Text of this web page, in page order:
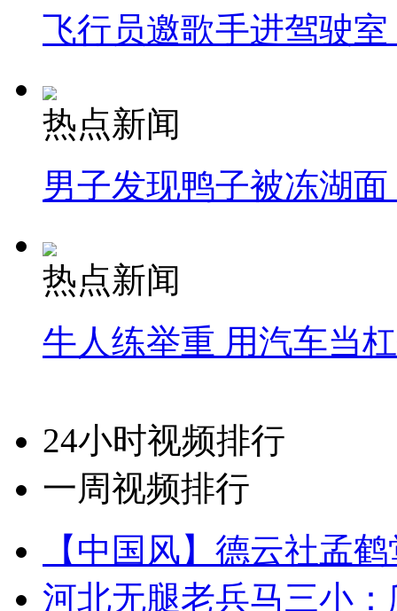
飞行员邀歌手进驾驶
热点新闻
男子发现鸭子被冻湖
热点新闻
牛人练举重 用汽车当
24小时视频排行
一周视频排行
【中国风】德云社孟
河北无腿老兵马三小